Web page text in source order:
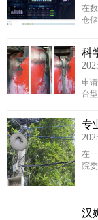
供
在
仓
为
技
科
卖
申
台
量
请
实
专
定
在
院
质
汉